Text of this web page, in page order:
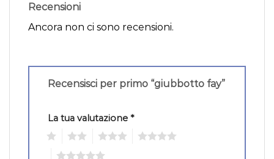
Recensioni
Ancora non ci sono recensioni.
Recensisci per primo “giubbotto fay”
La tua valutazione *